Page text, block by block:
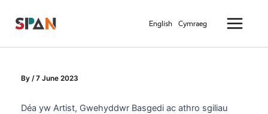
English Cymraeg
By /7 June 2023
Déa yw Artist, Gwehyddwr Basgedi ac athro sgiliau